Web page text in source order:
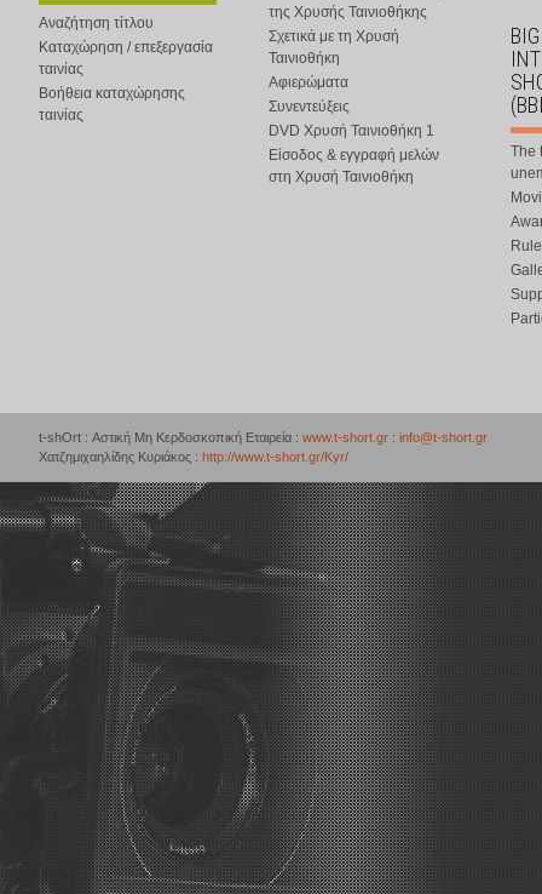
Αναζήτηση τίτλου
Καταχώρηση / επεξεργασία
ταινίας
Βοήθεια καταχώρησης
ταινίας
της Χρυσής Ταινιοθήκης
Σχετικά με τη Χρυσή
Ταινιοθήκη
Αφιερώματα
Συνεντεύξεις
DVD Χρυσή Ταινιοθήκη 1
Είσοδος & εγγραφή μελών
στη Χρυσή Ταινιοθήκη
The
t-shOrt : Αστική Μη Κερδοσκοπική Εταιρεία : www.t-short.gr : info@t-short.gr
Χατζημιχαηλίδης Κυριάκος : http://www.t-short.gr/Kyr/